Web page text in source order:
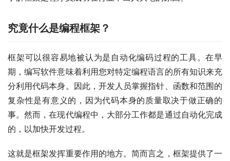
究竟什么是编程框架？
框架可以很容易地被认为是自动化编码过程的工具。在早
期，编写软件意味着利用您对特定编程语言的所有知识来充
分利用代码本身。因此，开发人员掌握指针、函数和范围的
复杂性是有意义的，因为代码本身的质量取决于做正确的
事。然而，在现代编程中，大部分工作都是通过自动化完成
的，以加快开发过程。
这就是框架发挥重要作用的地方。简而言之，框架提供了一